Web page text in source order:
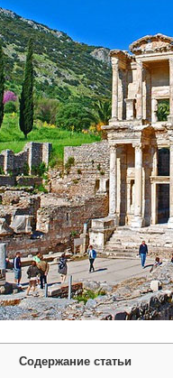
Содержание статьи